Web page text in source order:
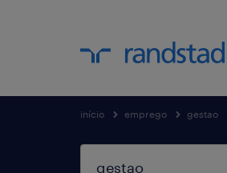
início emprego gestao